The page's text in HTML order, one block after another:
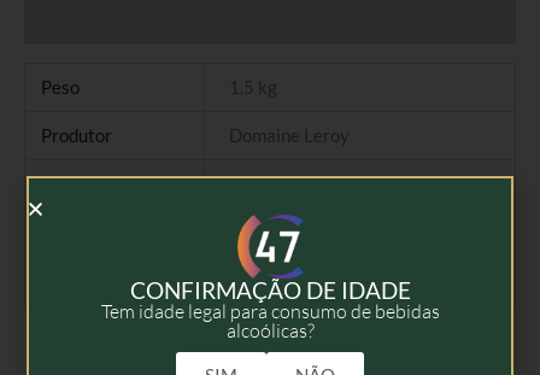
Peso 1,5 kg
Produtor Domaine Leroy
Tipo Vinho Tinto
2014
75cl
CONFIRMAÇÃO DE IDADE
Tem idade legal para consumo de bebidas
alcoólicas?